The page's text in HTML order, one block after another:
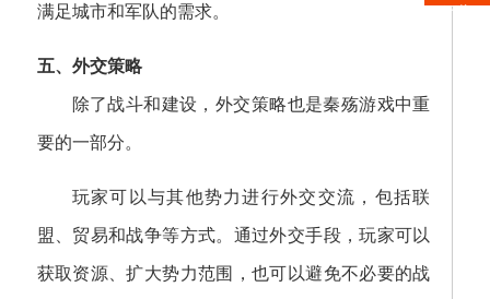
满足城市和军队的需求。
五、外交策略
除了战斗和建设，外交策略也是秦殇游戏中重
要的一部分。
玩家可以与其他势力进行外交交流，包括联
盟、贸易和战争等方式。通过外交手段，玩家可以
获取资源、扩大势力范围，也可以避免不必要的战
下载